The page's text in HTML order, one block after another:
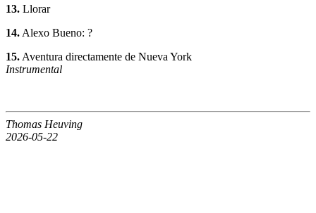
13. Llorar
14.Alexo Bueno: ?
15.Aventura directamente de Nueva York
Instrumental
Thomas Heuving
2026-05-22